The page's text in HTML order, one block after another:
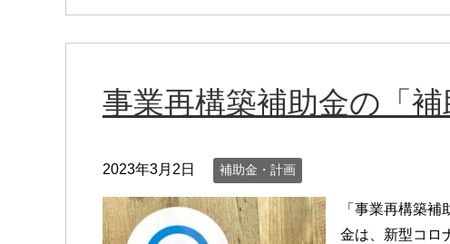
事業再構築補助金の「
2023年3月2日 補助金・計画
「事業再構築
金は、新型コロ